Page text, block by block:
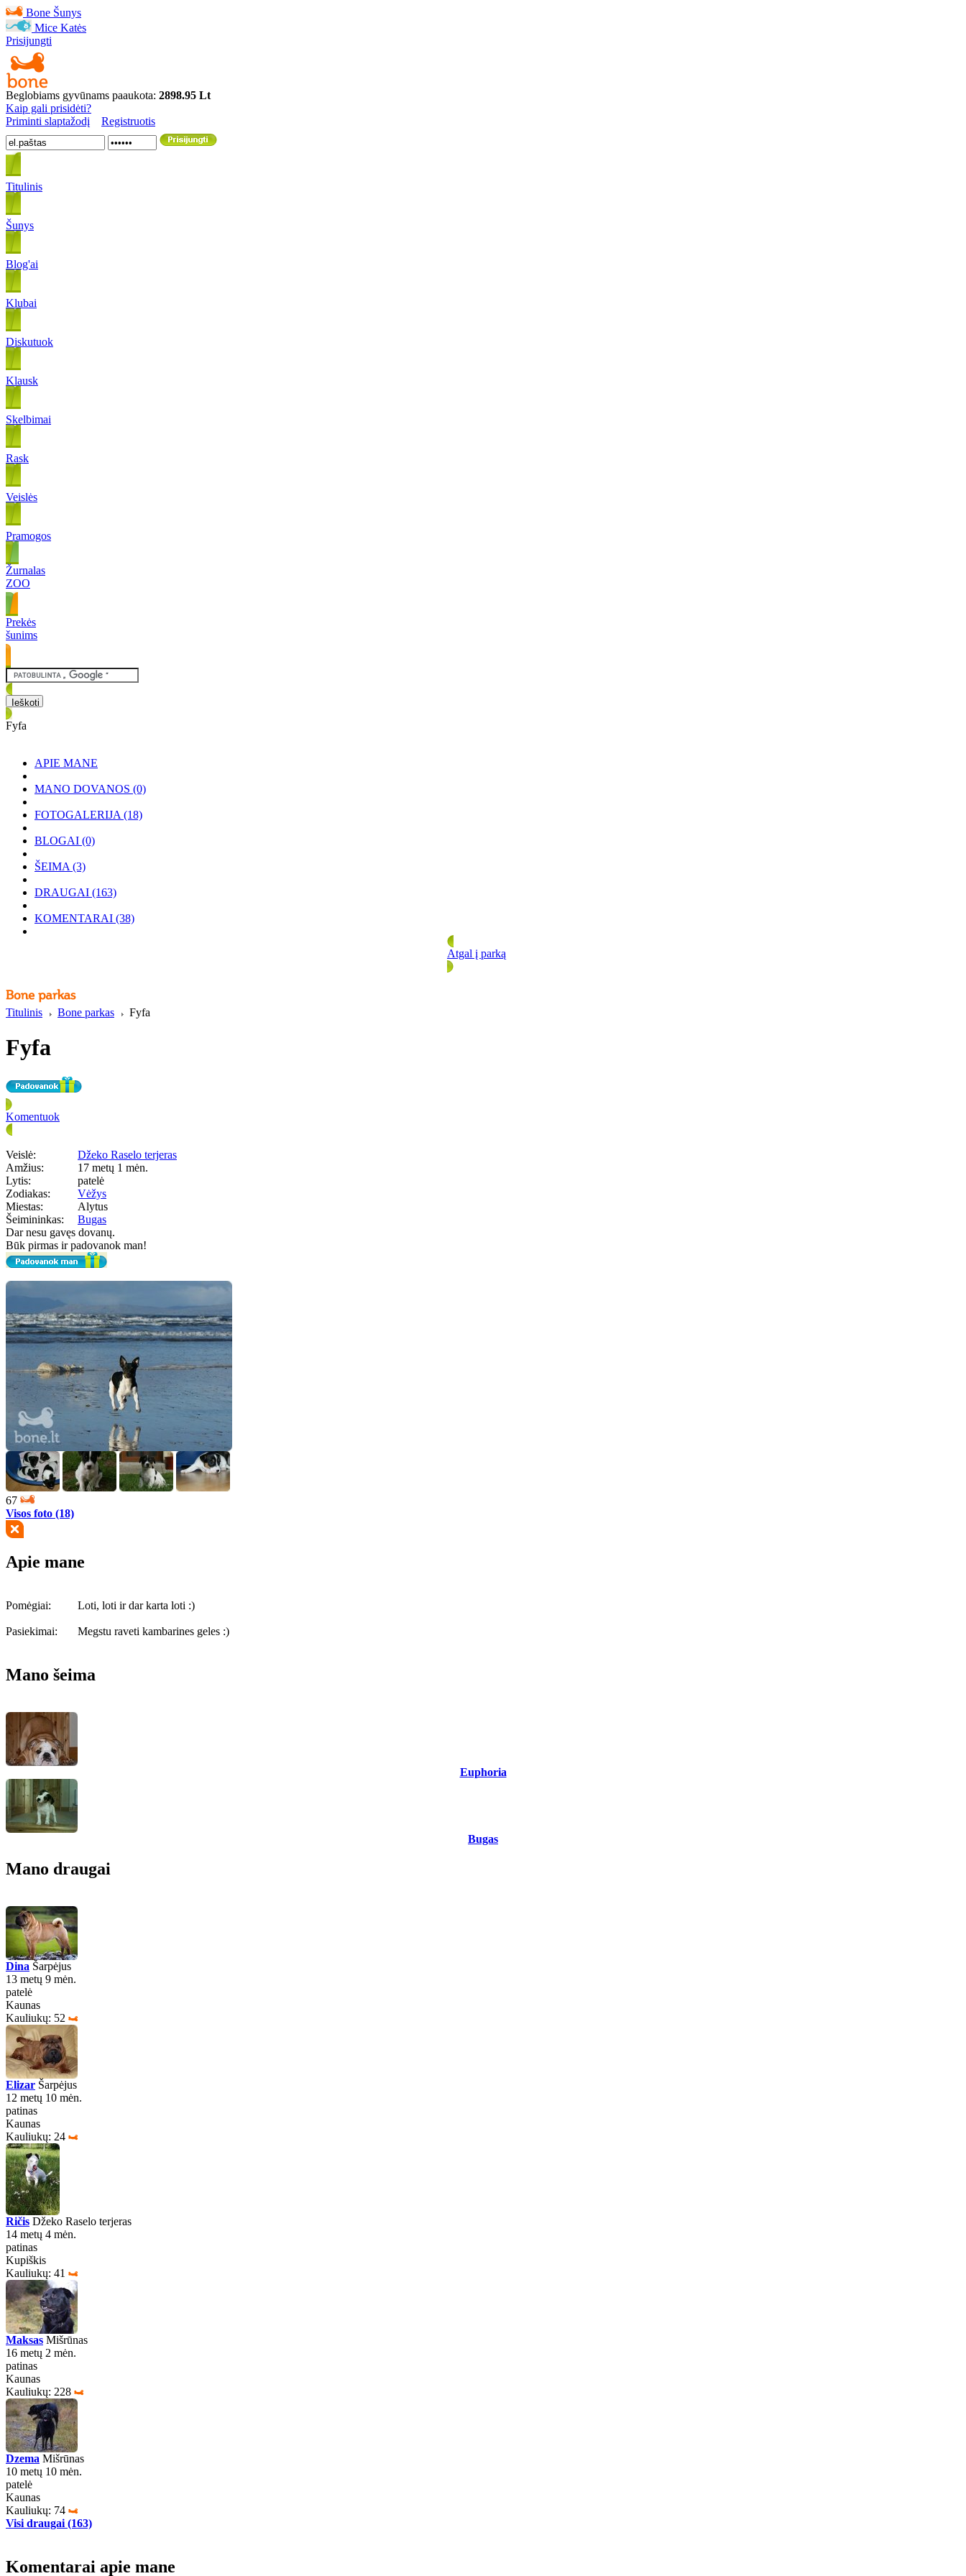
Bone Šunys
Mice Katės
Prisijungti
Beglobiams gyvūnams paaukota: 2898.95 Lt
Kaip gali prisidėti?
Priminti slaptažodį
Registruotis
Titulinis
Šunys
Blog'ai
Klubai
Diskutuok
Klausk
Skelbimai
Rask
Veislės
Pramogos
Žurnalas
ZOO
Prekės
šunims
Fyfa
APIE MANE
MANO DOVANOS (0)
FOTOGALERIJA (18)
BLOGAI (0)
ŠEIMA (3)
DRAUGAI (163)
KOMENTARAI (38)
Atgal į parką
Titulinis Bone parkas Fyfa
Fyfa
Komentuok
Veislė:
Džeko Raselo terjeras
Amžius:
17 metų 1 mėn.
Lytis:
patelė
Zodiakas:
Vėžys
Miestas:
Alytus
Šeimininkas:
Bugas
Dar nesu gavęs dovanų.
Būk pirmas ir padovanok man!
67
Visos foto (18)
Apie mane
Pomėgiai: Loti, loti ir dar karta loti :)
Pasiekimai: Megstu raveti kambarines geles :)
Mano šeima
Euphoria
Bugas
Mano draugai
Dina Šarpėjus
13 metų 9 mėn.
patelė
Kaunas
Kauliukų: 52
Elizar Šarpėjus
12 metų 10 mėn.
patinas
Kaunas
Kauliukų: 24
Ričis Džeko Raselo terjeras
14 metų 4 mėn.
patinas
Kupiškis
Kauliukų: 41
Maksas Mišrūnas
16 metų 2 mėn.
patinas
Kaunas
Kauliukų: 228
Dzema Mišrūnas
10 metų 10 mėn.
patelė
Kaunas
Kauliukų: 74
Visi draugai (163)
Komentarai apie mane